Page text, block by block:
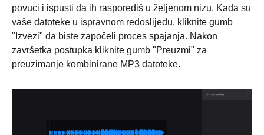
povuci i ispusti da ih rasporediš u željenom nizu. Kada su
vaše datoteke u ispravnom redoslijedu, kliknite gumb
"Izvezi" da biste započeli proces spajanja. Nakon
završetka postupka kliknite gumb "Preuzmi" za
preuzimanje kombinirane MP3 datoteke.